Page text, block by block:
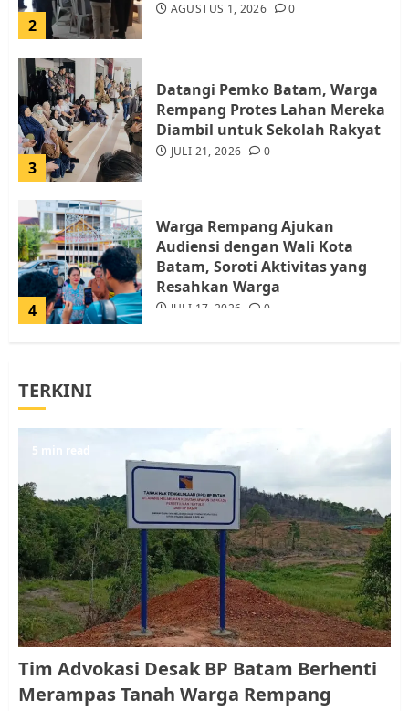
2
AGUSTUS 1, 2026 0
3
Datangi Pemko Batam, Warga
Rempang Protes Lahan Mereka
Diambil untuk Sekolah Rakyat
JULI 21, 2026 0
4
Warga Rempang Ajukan
Audiensi dengan Wali Kota
Batam, Soroti Aktivitas yang
Resahkan Warga
JULI 17, 2026 0
5
1
Pemko Batam Tegaskan RT dan
RW bukan Petugas Pendataan
dan Pemungutan Pajak
AGUSTUS 1, 2026 0
Kader Pajak jadi Penghubung
Pemerintah dan Masyarakat di
Lingkungan RT/RW
TERKINI
5 min read
Tim Advokasi Desak BP Batam Berhenti
Merampas Tanah Warga Rempang